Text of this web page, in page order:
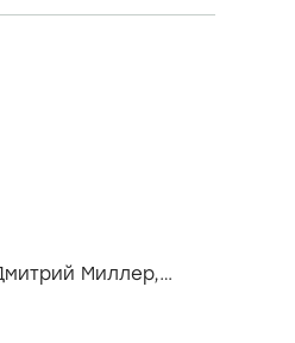
Миллер,